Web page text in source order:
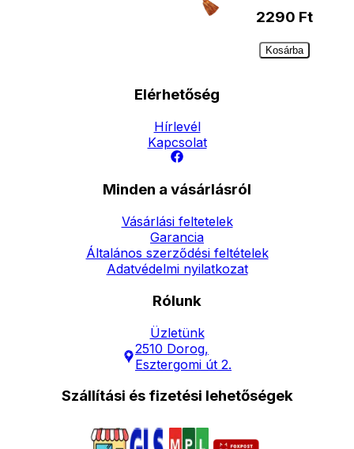
2290 Ft
Kosárba
Elérhetőség
Hírlevél
Kapcsolat
Minden a vásárlásról
Vásárlási feltetelek
Garancia
Általános szerződési feltételek
Adatvédelmi nyilatkozat
Rólunk
Üzletünk
2510 Dorog,
Esztergomi út 2.
Szállítási és fizetési lehetőségek